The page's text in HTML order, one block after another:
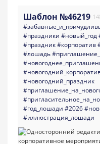
Шаблон №46219
#праздники #новый_год
#праздник#корпоратив
#лошадь
#новогодний_праздник
#год_лошади #2026
#иллюстрация_лошади